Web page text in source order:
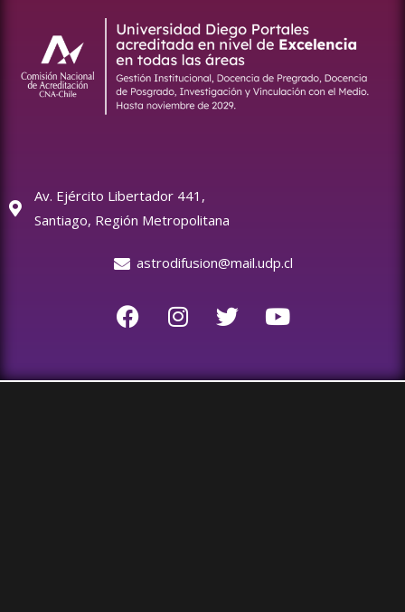
Av. Ejército Libertador 441,
Santiago, Región Metropolitana
astrodifusion@mail.udp.cl